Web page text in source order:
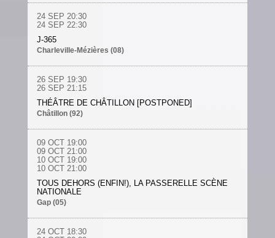
24 SEP 20:30
24 SEP 22:30
J-365
Charleville-Mézières (08)
26 SEP 19:30
26 SEP 21:15
THÉÂTRE DE CHÂTILLON [POSTPONED]
Châtillon (92)
09 OCT19:00
09 OCT21:00
10 OCT19:00
10 OCT21:00
TOUS DEHORS (ENFIN!), LA PASSERELLE SCÈNE
NATIONALE
Gap (05)
24 OCT18:30